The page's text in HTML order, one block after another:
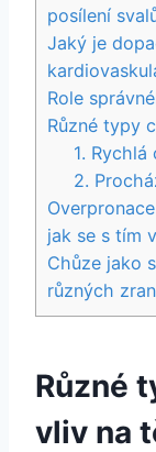
posílení
Jaký je
Role
Různé typy
1. Rychlá
2.
jak se s tím
Chůze jako
různých
Různé
vliv na